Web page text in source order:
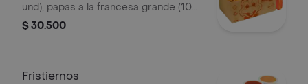
und), papas a la francesa grande (100
g), gaseosa (400 ml)
$ 30.500
Fristiernos